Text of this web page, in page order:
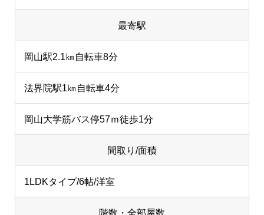
最寄駅
岡山駅2.1㎞自転車8分
法界院駅1㎞自転車4分
岡山大学筋バス停57ｍ徒歩1分
間取り/面積
1LDKタイプ/6帖/洋室
階数・全部屋数